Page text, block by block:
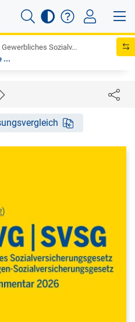
Gewerbliches Sozialv...
...